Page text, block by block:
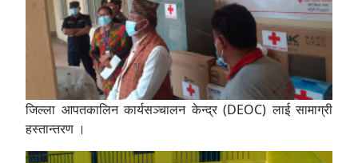
जिल्ला आपतकालिन कार्यसञ्चालन केन्द्र (DEOC) लाई सामाग्री
हस्तान्तरण ।